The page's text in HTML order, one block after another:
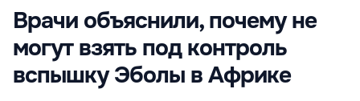
Врачи объяснили, почему не
могут взять под контроль
вспышку Эболы в Африке